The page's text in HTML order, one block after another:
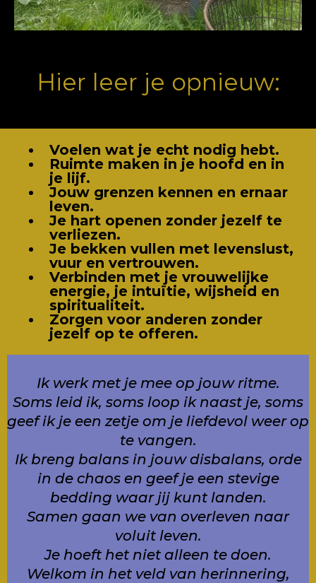
Hier leer je opnieuw:
Voelen wat je echt nodig hebt.
Ruimte maken in je hoofd en in
je lijf.
Jouw grenzen kennen en ernaar
leven.
Je hart openen zonder jezelf te
verliezen.
Je bekken vullen met levenslust,
vuur en vertrouwen.
Verbinden met je vrouwelijke
energie, je intuïtie, wijsheid en
spiritualiteit.
Zorgen voor anderen zonder
jezelf op te offeren.
Ik werk met je mee op jouw ritme.
Soms leid ik, soms loop ik naast je, soms
geef ik je een zetje om je liefdevol weer op
te vangen.
Ik breng balans in jouw disbalans, orde
in de chaos en geef je een stevige
bedding waar jij kunt landen.
Samen gaan we van overleven naar
voluit leven.
Je hoeft het niet alleen te doen.
Welkom in het veld van herinnering,